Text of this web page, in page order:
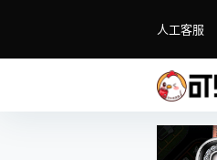
人工客服